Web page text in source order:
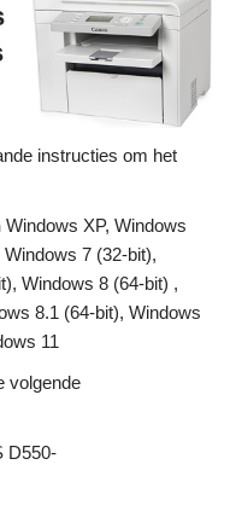
instructies om het
Windows XP, Windows
7 (32-bit),
Windows 8 (64-bit) ,
8.1 (64-bit), Windows
11
volgende
D550-